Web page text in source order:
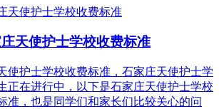
天使护士学校收费标准
使护士学校收费标准，石家庄天使护士学
正在进行中，以下是石家庄天使护士学校
准，也是同学们和家长们比较关心的问